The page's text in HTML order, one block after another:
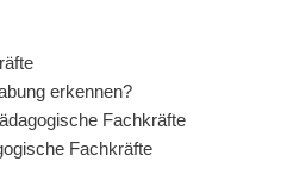
erkennen?
Fachkräfte
Fachkräfte